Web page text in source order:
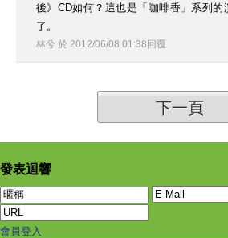
後》CD如何？這也是「咖啡香」系列
了。
林兮 於 2012/06/08 01:38 回覆
下一頁
發表迴響
會員登入